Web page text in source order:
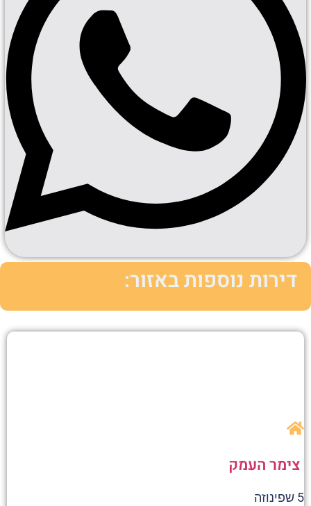
דירות נוספות באזור:
צימר העמק
5 שפינוזה